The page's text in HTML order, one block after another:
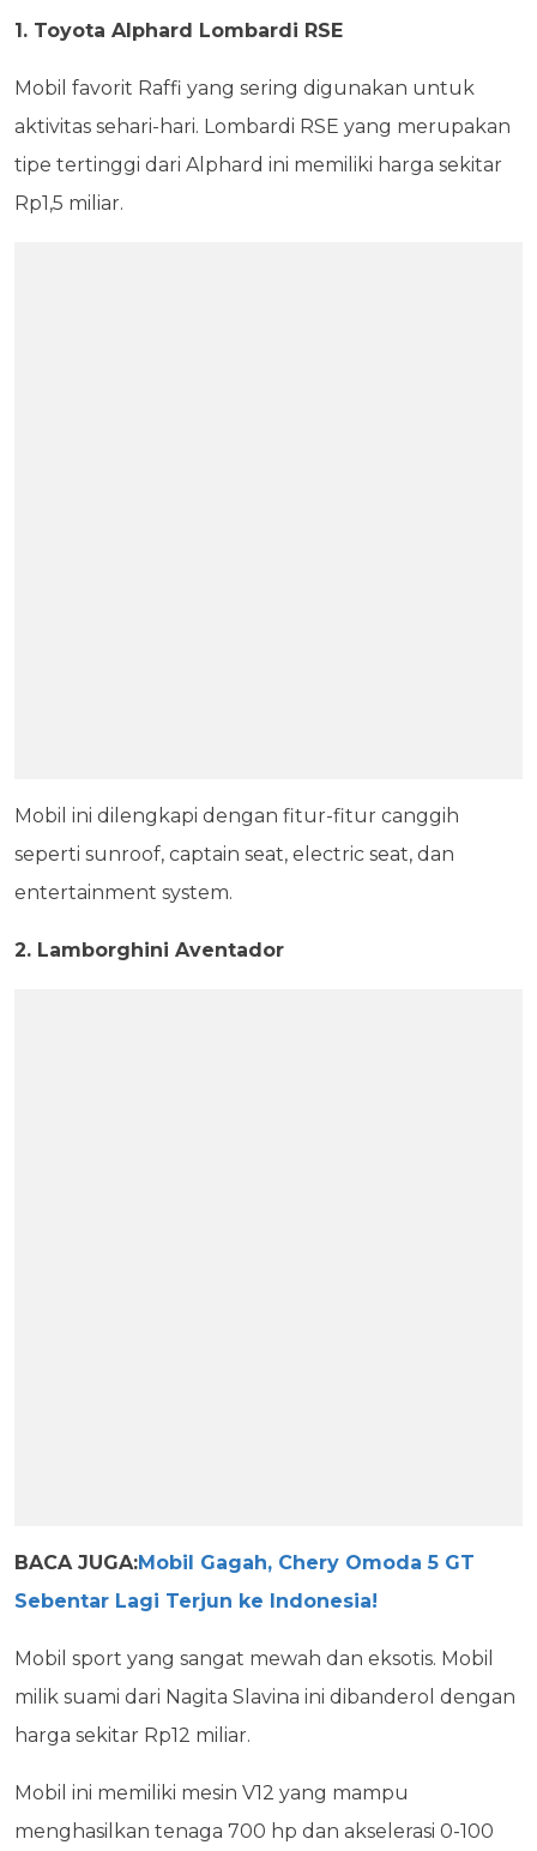
1. Toyota Alphard Lombardi RSE
Mobil favorit Raffi yang sering digunakan untuk
aktivitas sehari-hari. Lombardi RSE yang merupakan
tipe tertinggi dari Alphard ini memiliki harga sekitar
Rp1,5 miliar.
Mobil ini dilengkapi dengan fitur-fitur canggih
seperti sunroof, captain seat, electric seat, dan
entertainment system.
2. Lamborghini Aventador
BACA JUGA:Mobil Gagah, Chery Omoda 5 GT
Sebentar Lagi Terjun ke Indonesia!
Mobil sport yang sangat mewah dan eksotis. Mobil
milik suami dari Nagita Slavina ini dibanderol dengan
harga sekitar Rp12 miliar.
Mobil ini memiliki mesin V12 yang mampu
menghasilkan tenaga 700 hp dan akselerasi 0-100